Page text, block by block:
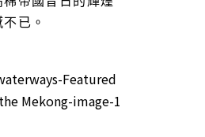
已。